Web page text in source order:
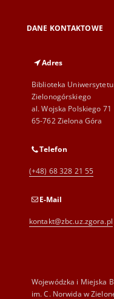
DANE KONTAKTOWE
Adres
Biblioteka Uniwersytetu
Zielonogórskiego
al. Wojska Polskiego 71
65-762 Zielona Góra
Telefon
(+48) 68 328 21 55
E-Mail
kontakt@zbc.uz.zgora.pl
Wojewódzka i Miejska
im. C. Norwida w